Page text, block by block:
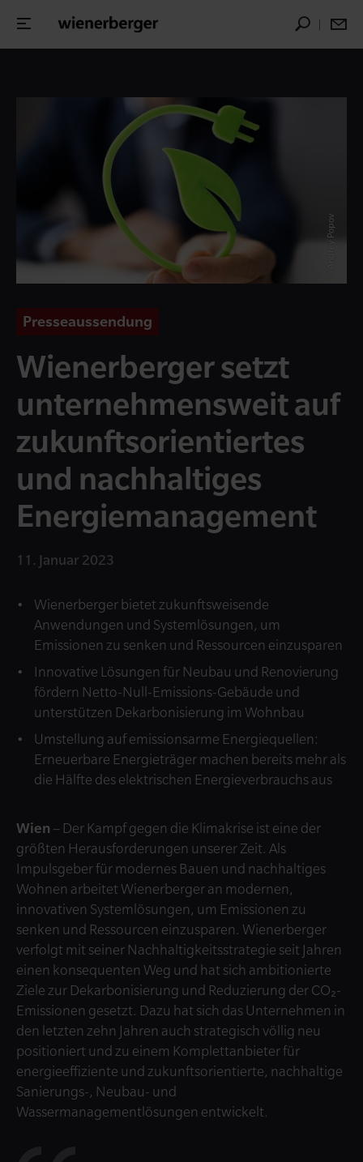
© Andrey Popov
Presseaussendung
Wienerberger setzt
unternehmens­weit auf
zukunfts­orientiertes
und nachhaltiges
Energie­management
11. Januar 2023
Wienerberger bietet zukunftsweisende
Anwendungen und Systemlösungen, um
Emissionen zu senken und Ressourcen einzusparen
Innovative Lösungen für Neubau und Renovierung
fördern Netto-Null-Emissions-Gebäude und
unterstützen Dekarbonisierung im Wohnbau
Umstellung auf emissionsarme Energiequellen:
Erneuerbare Energieträger machen bereits mehr als
die Hälfte des elektrischen Energieverbrauchs aus
Wien – Der Kampf gegen die Klimakrise ist eine der
größten Herausforderungen unserer Zeit. Als
Impulsgeber für modernes Bauen und nachhaltiges
Wohnen arbeitet Wienerberger an modernen,
innovativen Systemlösungen, um Emissionen zu
senken und Ressourcen einzusparen. Wienerberger
verfolgt mit seiner Nachhaltigkeitsstrategie seit Jahren
einen konsequenten Weg und hat sich ambitionierte
Ziele zur Dekarbonisierung und Reduzierung der CO₂-
Emissionen gesetzt. Dazu hat sich das Unternehmen in
den letzten zehn Jahren auch strategisch völlig neu
positioniert und zu einem Komplettanbieter für
energieeffiziente und zukunftsorientierte, nachhaltige
Sanierungs-, Neubau- und
Wassermanagementlösungen entwickelt.